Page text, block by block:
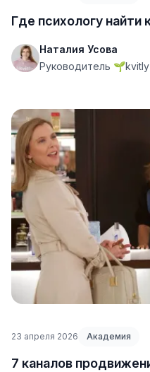
Где психологу найти
Наталия Усова
Руководитель 🌱kvitly
23 апреля 2026 Академия
7 каналов